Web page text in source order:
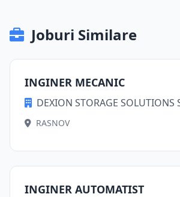
Joburi Similare
INGINER MECANIC
DEXION STORAGE SOLUTIONS
RASNOV
INGINER AUTOMATIST